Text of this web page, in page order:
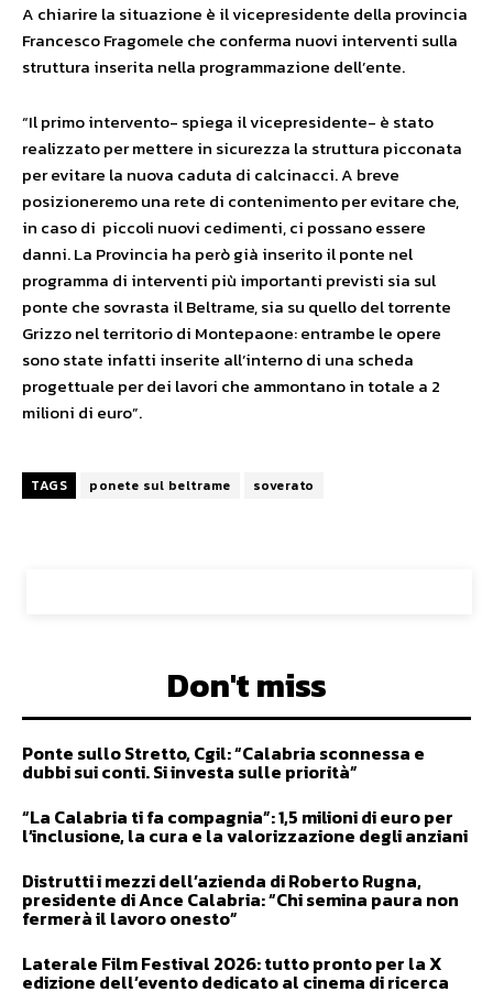
A chiarire la situazione è il vicepresidente della provincia
Francesco Fragomele che conferma nuovi interventi sulla
struttura inserita nella programmazione dell’ente.
“Il primo intervento- spiega il vicepresidente- è stato
realizzato per mettere in sicurezza la struttura picconata
per evitare la nuova caduta di calcinacci. A breve
posizioneremo una rete di contenimento per evitare che,
in caso di piccoli nuovi cedimenti, ci possano essere
danni. La Provincia ha però già inserito il ponte nel
programma di interventi più importanti previsti sia sul
ponte che sovrasta il Beltrame, sia su quello del torrente
Grizzo nel territorio di Montepaone: entrambe le opere
sono state infatti inserite all’interno di una scheda
progettuale per dei lavori che ammontano in totale a 2
milioni di euro”.
TAGS ponete sul beltrame soverato
Don't miss
Ponte sullo Stretto, Cgil: “Calabria sconnessa e
dubbi sui conti. Si investa sulle priorità”
“La Calabria ti fa compagnia”: 1,5 milioni di euro per
l’inclusione, la cura e la valorizzazione degli anziani
Distrutti i mezzi dell’azienda di Roberto Rugna,
presidente di Ance Calabria: “Chi semina paura non
fermerà il lavoro onesto”
Laterale Film Festival 2026: tutto pronto per la X
edizione dell’evento dedicato al cinema di ricerca